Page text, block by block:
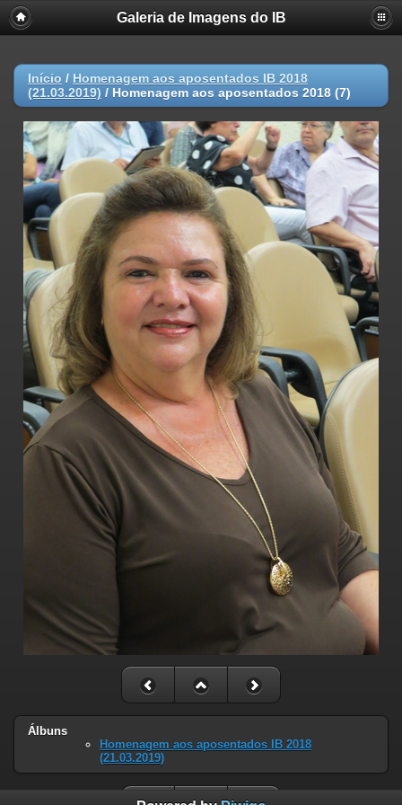
Galeria de Imagens do IB
Início / Homenagem aos aposentados IB 2018
(21.03.2019) / Homenagem aos aposentados 2018 (7)
Álbuns
Homenagem aos aposentados IB 2018
(21.03.2019)